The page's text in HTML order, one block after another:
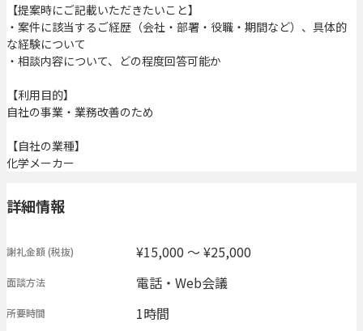
【提案時にご記載いただきたいこと】
・案件に該当するご経歴（会社・部署・役職・期間など）、具体的
な経験について
・相談内容について、どの程度回答可能か
【利用目的】
自社の事業・業務改善のため
【自社の業種】
化学メーカー
詳細情報
謝礼金額(税抜) ¥15,000 〜 ¥25,000
面談方法 電話・Web会議
所要時間 1時間